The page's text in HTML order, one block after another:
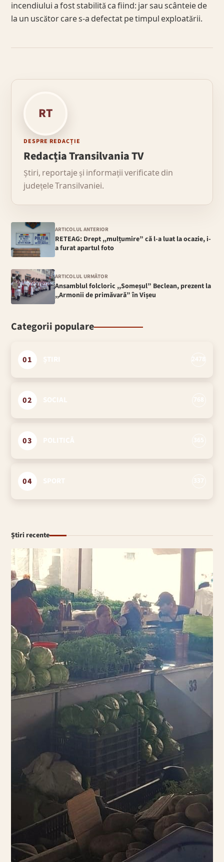
incendiului a fost stabilită ca fiind: jar sau scânteie de
la un uscător care s-a defectat pe timpul exploatării.
RT
DESPRE REDACȚIE
Redacția Transilvania TV
Știri, reportaje și informații verificate din
județele Transilvaniei.
ARTICOLUL ANTERIOR
RETEAG: Drept ,,mulțumire” că l-a luat la ocazie, i-
a furat apartul foto
ARTICOLUL URMĂTOR
Ansamblul folcloric ,,Someșul” Beclean, prezent la
,,Armonii de primăvară” în Vișeu
Categorii populare
01
02
03
04
Știri recente